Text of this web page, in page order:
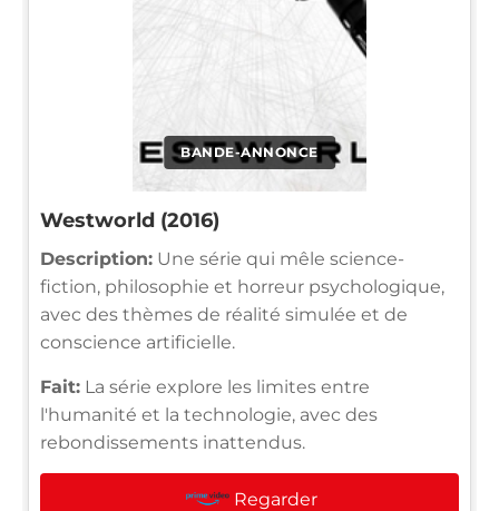
BANDE-ANNONCE
Westworld (2016)
Description: Une série qui mêle science-
fiction, philosophie et horreur psychologique,
avec des thèmes de réalité simulée et de
conscience artificielle.
Fait: La série explore les limites entre
l'humanité et la technologie, avec des
rebondissements inattendus.
Regarder